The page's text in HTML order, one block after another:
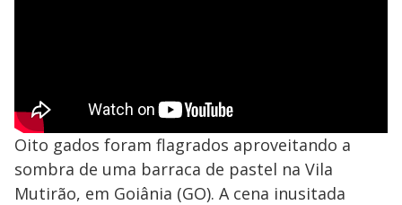
Oito gados foram flagrados aproveitando a
sombra de uma barraca de pastel na Vila
Mutirão, em Goiânia (GO). A cena inusitada